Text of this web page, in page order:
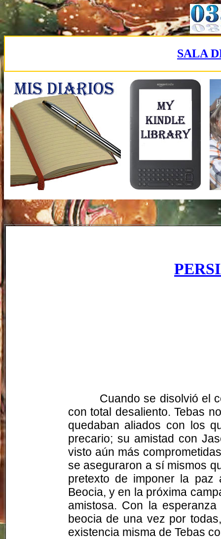
SALA
Cuando se disolvió el
con total desaliento. Tebas
quedaban aliados con los
precario; su amistad con
visto aún más
se aseguraron a sí mismos
pretexto de imponer la paz
Beocia, y en la próxima
amistosa. Con la
beocia de una vez por
existencia misma de Tebas